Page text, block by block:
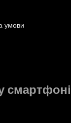
умови
смартфоні